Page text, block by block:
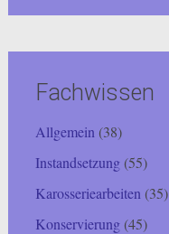
Fachwissen
Allgemein (38)
Instandsetzung(55)
Karosseriearbeiten (35)
Konservierung(45)